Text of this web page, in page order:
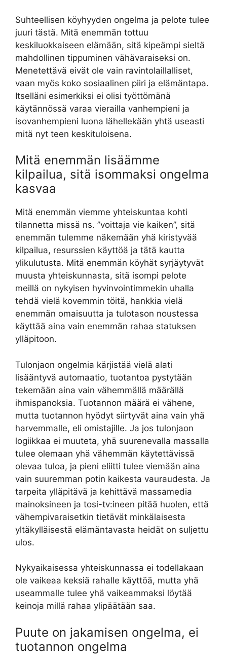
Suhteellisen köyhyyden ongelma ja pelote tulee
juuri tästä. Mitä enemmän tottuu
keskiluokkaiseen elämään, sitä kipeämpi sieltä
mahdollinen tippuminen vähävaraiseksi on.
Menetettävä eivät ole vain ravintolaillalliset,
vaan myös koko sosiaalinen piiri ja elämäntapa.
Itselläni esimerkiksi ei olisi työttömänä
käytännössä varaa vierailla vanhempieni ja
isovanhempieni luona lähellekään yhtä useasti
mitä nyt teen keskituloisena.
Mitä enemmän lisäämme
kilpailua, sitä isommaksi ongelma
kasvaa
Mitä enemmän viemme yhteiskuntaa kohti
tilannetta missä ns. ”voittaja vie kaiken”, sitä
enemmän tulemme näkemään yhä kiristyvää
kilpailua, resurssien käyttöä ja tätä kautta
ylikulutusta. Mitä enemmän köyhät syrjäytyvät
muusta yhteiskunnasta, sitä isompi pelote
meillä on nykyisen hyvinvointimmekin uhalla
tehdä vielä kovemmin töitä, hankkia vielä
enemmän omaisuutta ja tulotason noustessa
käyttää aina vain enemmän rahaa statuksen
ylläpitoon.
Tulonjaon ongelmia kärjistää vielä alati
lisääntyvä automaatio, tuotantoa pystytään
tekemään aina vain vähemmällä määrällä
ihmispanoksia. Tuotannon määrä ei vähene,
mutta tuotannon hyödyt siirtyvät aina vain yhä
harvemmalle, eli omistajille. Ja jos tulonjaon
logiikkaa ei muuteta, yhä suurenevalla massalla
tulee olemaan yhä vähemmän käytettävissä
olevaa tuloa, ja pieni eliitti tulee viemään aina
vain suuremman potin kaikesta vauraudesta. Ja
tarpeita ylläpitävä ja kehittävä massamedia
mainoksineen ja tosi-tv:ineen pitää huolen, että
vähempivaraisetkin tietävät minkälaisesta
yltäkylläisestä elämäntavasta heidät on suljettu
ulos.
Nykyaikaisessa yhteiskunnassa ei todellakaan
ole vaikeaa keksiä rahalle käyttöä, mutta yhä
useammalle tulee yhä vaikeammaksi löytää
keinoja millä rahaa ylipäätään saa.
Puute on jakamisen ongelma, ei
tuotannon ongelma